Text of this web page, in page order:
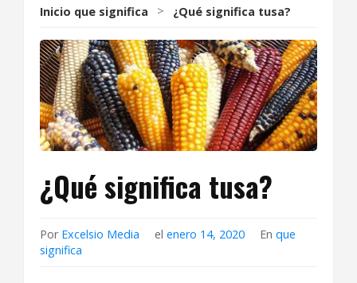
Inicio que significa > ¿Qué significa tusa?
¿Qué significa tusa?
Por Excelsio Media elenero 14, 2020 Enque
significa